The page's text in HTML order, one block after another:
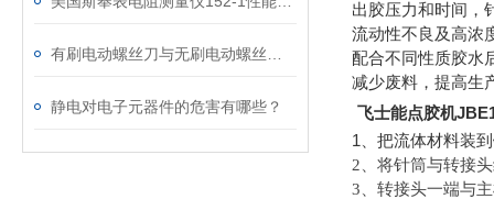
静电对电子元器件的危害有哪些？
出胶压力和时间，
流动性不良及高浓
配合不同性质胶水
减少废料，提高生
飞士能点胶机
1 、把流体材料装
2 、将针筒与转接
3 、转接头一端与